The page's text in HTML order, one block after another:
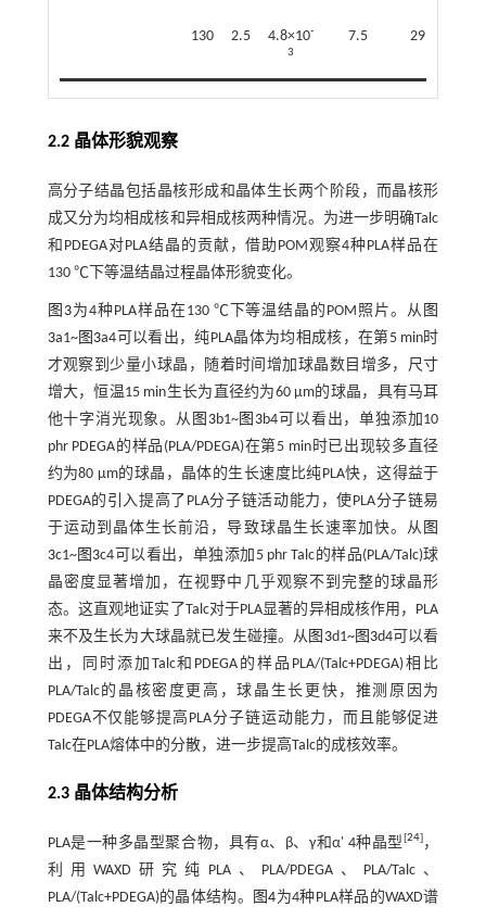
130 2.5 4.8×10-
3
7.5 29
2.2 晶体形貌观察
高分子结晶包括晶核形成和晶体生长两个阶段，而晶核形
成又分为均相成核和异相成核两种情况。为进一步明确Talc
和PDEGA对PLA结晶的贡献，借助POM观察4种PLA样品在
130 ℃下等温结晶过程晶体形貌变化。
图3为4种PLA样品在130 ℃下等温结晶的POM照片。从 图
3a1~图3a4可以看出，纯PLA晶体为均相成核，在第5 min时
才观察到少量小球晶，随着时间增加球晶数目增多，尺寸
增大，恒温15 min生长为直径约为60 μm的球晶，具有马耳
他十字消光现象。从 图3b1~图3b4可以看出，单独添加10
phr PDEGA的样品(PLA/PDEGA)在第5 min时已出现较多直径
约为80 μm的球晶，晶体的生长速度比纯PLA快，这得益于
PDEGA的引入提高了PLA分子链活动能力，使PLA分子链易
于运动到晶体生长前沿，导致球晶生长速率加快。从 图
3c1~图3c4可以看出，单独添加5 phr Talc的样品(PLA/Talc)球
晶密度显著增加，在视野中几乎观察不到完整的球晶形
态。这直观地证实了Talc对于PLA显著的异相成核作用，PLA
来不及生长为大球晶就已发生碰撞。从 图3d1~图3d4可以看
出，同时添加Talc和PDEGA的样品PLA/(Talc+PDEGA)相比
PLA/Talc的晶核密度更高，球晶生长更快，推测原因为
PDEGA不仅能够提高PLA分子链运动能力，而且能够促进
Talc在PLA熔体中的分散，进一步提高Talc的成核效率。
2.3 晶体结构分析
PLA是一种多晶型聚合物，具有α、β、γ和α' 4种晶型 24] ，
利用WAXD研究纯PLA、PLA/PDEGA、PLA/Talc、
PLA/(Talc+PDEGA)的晶体结构。
图4为4种PLA样品的WAXD谱